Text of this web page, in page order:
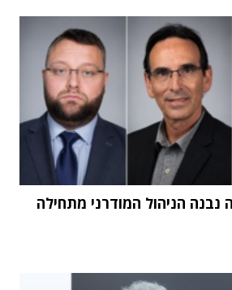
נבנה הניהול המודרני מתחילה